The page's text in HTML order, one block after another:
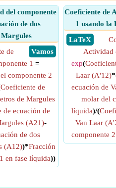
del componente
de dos
​ Vamos
de
1 =
componente 2
Coeficiente de
de Margules
de ecuación de
(A21)-
de dos
(A12))*Fracción
en fase líquida))
Coeficiente de
1 usando la
​ LaTeX
Actividad
exp(
Laar (A'12)
ecuación de
molar del
líquida)/(
Van Laar
componente